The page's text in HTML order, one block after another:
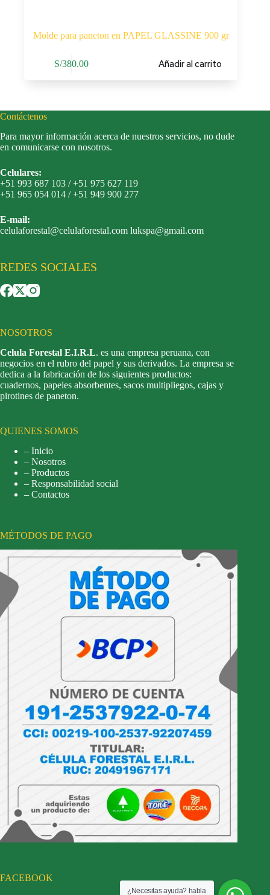
Molde para paneton en PAPEL GLASSINE 900 gr
S/380.00 Añadir al carrito
Contáctenos
Para mayor información acerca de nuestros servicios, no dude
en comunicarse con nosotros.
Celulares:
+51 993 687 103 / +51 975 627 119
+51 965 054 014 / +51 949 900 277
E-mail:
celulaforestal@celulaforestal.com lukspa@gmail.com
REDES SOCIALES
NOSOTROS
Celula Forestal E.I.R.L. es una empresa peruana, con
negocios en el rubro del papel y sus derivados. La empresa se
dedica a la fabricación de los siguientes productos:
cuadernos, papeles absorbentes, sacos multipliegos, cajas y
pirotines de paneton.
QUIENES SOMOS
– Inicio
– Nosotros
– Productos
– Responsabilidad social
– Contactos
MÉTODOS DE PAGO
FACEBOOK
¿Necesitas ayuda? habla